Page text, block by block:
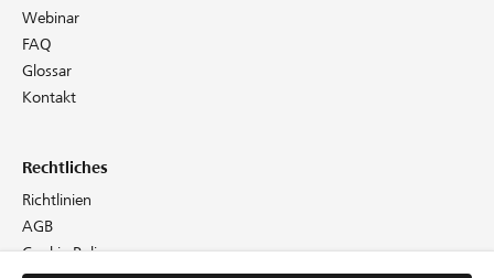
Webinar
FAQ
Glossar
Kontakt
Rechtliches
Richtlinien
AGB
Cookie Policy